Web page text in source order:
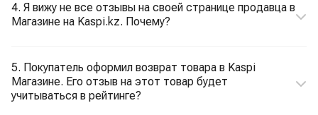
4. Я вижу не все отзывы на своей странице продавца в
Магазине на Kaspi.kz. Почему?
5. Покупатель оформил возврат товара в Kaspi
Магазине. Его отзыв на этот товар будет
учитываться в рейтинге?